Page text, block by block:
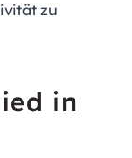
zu
in